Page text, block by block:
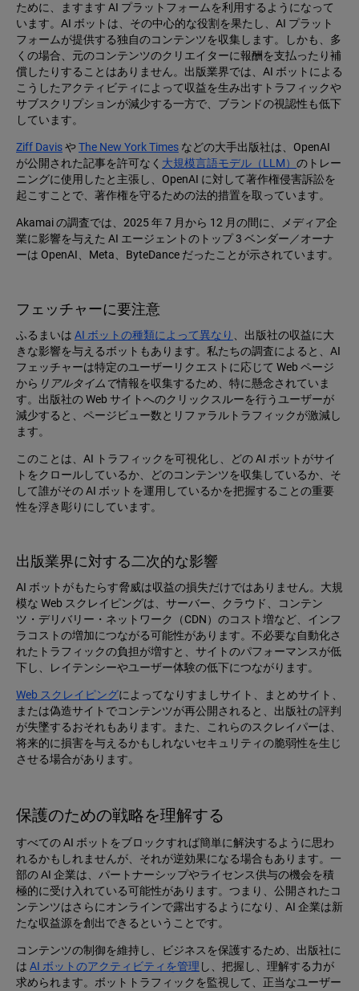
ために、ますます AI プラットフォームを利用するようになって
います。AI ボットは、その中心的な役割を果たし、AI プラット
フォームが提供する独自のコンテンツを収集します。しかも、多
くの場合、元のコンテンツのクリエイターに報酬を支払ったり補
償したりすることはありません。出版業界では、AI ボットによる
こうしたアクティビティによって収益を生み出すトラフィックや
サブスクリプションが減少する一方で、ブランドの視認性も低下
しています。
Ziff DavisやThe New York Times などの大手出版社は、OpenAI
が公開された記事を許可なく 大規模言語モデル（LLM） のトレー
ニングに使用したと主張し、OpenAI に対して著作権侵害訴訟を
起こすことで、著作権を守るための法的措置を取っています。
Akamai の調査では、2025 年 7 月から 12 月の間に、メディア企
業に影響を与えた AI エージェントのトップ 3 ベンダー／オーナ
ーは OpenAI、Meta、ByteDance だったことが示されています。
フェッチャーに要注意
ふるまいは AI ボットの種類によって異なり 、出版社の収益に大
きな影響を与えるボットもあります。私たちの調査によると、AI
フェッチャーは特定のユーザーリクエストに応じて Web ページ
から リアルタイムで情報を収集するため、特に懸念されていま
す。出版社の Web サイトへのクリックスルーを行うユーザーが
減少すると、ページビュー数とリファラルトラフィックが激減し
ます。
このことは、AI トラフィックを可視化し、どの AI ボットがサイ
トをクロールしているか、どのコンテンツを収集しているか、そ
して誰がその AI ボットを運用しているかを把握することの重要
性を浮き彫りにしています。
出版業界に対する二次的な影響
AI ボットがもたらす脅威は収益の損失だけではありません。大規
模な Web スクレイピングは、サーバー、クラウド、コンテン
ツ・デリバリー・ネットワーク（CDN）のコスト増など、インフ
ラコストの増加につながる可能性があります。不必要な自動化さ
れたトラフィックの負担が増すと、サイトのパフォーマンスが低
下し、レイテンシーやユーザー体験の低下につながります。
Web スクレイピングによってなりすましサイト、まとめサイト、
または偽造サイトでコンテンツが再公開されると、出版社の評判
が失墜するおそれもあります。また、これらのスクレイパーは、
将来的に損害を与えるかもしれないセキュリティの脆弱性を生じ
させる場合があります。
保護のための戦略を理解する
すべての AI ボットをブロックすれば簡単に解決するように思わ
れるかもしれませんが、それが逆効果になる場合もあります。一
部の AI 企業は、パートナーシップやライセンス供与の機会を積
極的に受け入れている可能性があります。つまり、公開されたコ
ンテンツはさらにオンラインで露出するようになり、AI 企業は新
たな収益源を創出できるということです。
コンテンツの制御を維持し、ビジネスを保護するため、出版社に
は AI ボットのアクティビティを管理 し、把握し、理解する力が
求められます。ボットトラフィックを監視して、正当なユーザー